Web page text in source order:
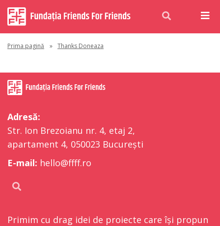
Prima pagină » Thanks Doneaza
Adresă:
Str. Ion Brezoianu nr. 4, etaj 2,
apartament 4, 050023 București
E-mail: hello@ffff.ro
Primim cu drag idei de proiecte care își propun